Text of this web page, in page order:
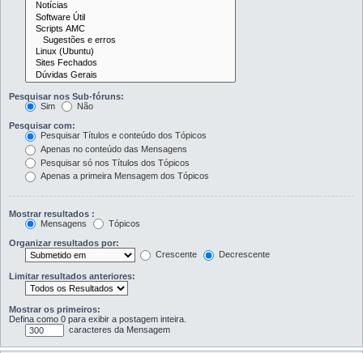
Pesquisar nos Sub-fóruns:
Sim
Não
Pesquisar com:
Pesquisar Títulos e conteúdo dos Tópicos
Apenas no conteúdo das Mensagens
Pesquisar só nos Títulos dos Tópicos
Apenas a primeira Mensagem dos Tópicos
Mostrar resultados :
Mensagens
Tópicos
Organizar resultados por:
Crescente
Decrescente
Limitar resultados anteriores:
Mostrar os primeiros:
Defina como 0 para exibir a postagem inteira.
caracteres da Mensagem